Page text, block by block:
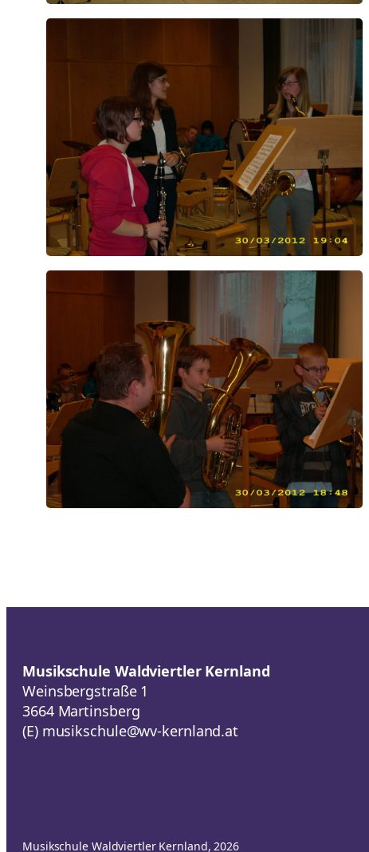
Musikschule Waldviertler Kernland
Weinsbergstraße 1
3664 Martinsberg
(E) musikschule@wv-kernland.at
Musikschule Waldviertler Kernland, 2026